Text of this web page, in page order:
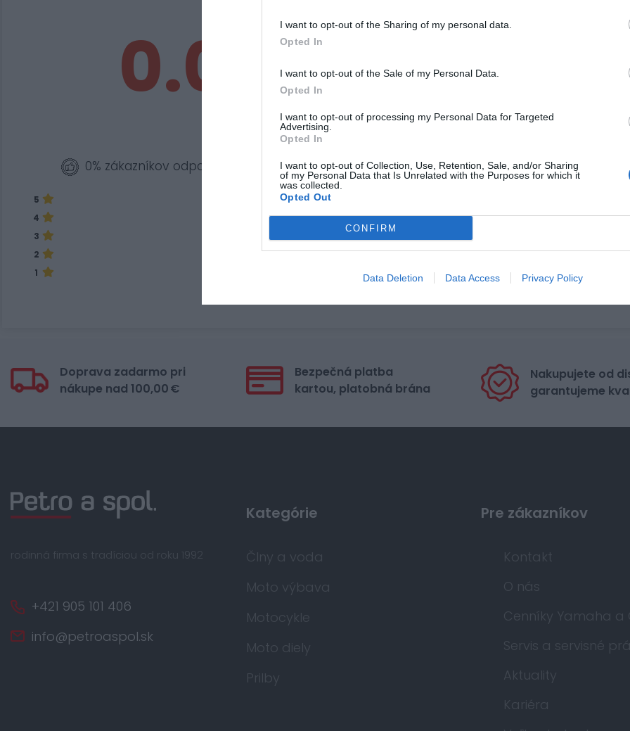
I want to opt-out of the Sharing of my personal data.
Opted In
I want to opt-out of the Sale of my Personal Data.
Opted In
I want to opt-out of processing my Personal Data for Targeted
Advertising.
Opted In
I want to opt-out of Collection, Use, Retention, Sale, and/or Sharing
of my Personal Data that Is Unrelated with the Purposes for which it
was collected.
Opted Out
CONFIRM
Data Deletion Data Access Privacy Policy
0.0
0% zákazníkov odporúča produkt
5
4
3
2
1
Doprava zadarmo pri
nákupe nad 100,00 €
Bezpečná platba
kartou, platobná brána
Nakupujete od
garantujeme
rodinná firma s tradíciou od roku 1992
+421 905 101 406
info@petroaspol.sk
Kategórie
Člny a voda
Moto výbava
Motocykle
Moto diely
Prilby
Pre zákazníkov
Kontakt
O nás
Cenníky Yamaha a
Servis a servisné
Aktuality
Kariéra